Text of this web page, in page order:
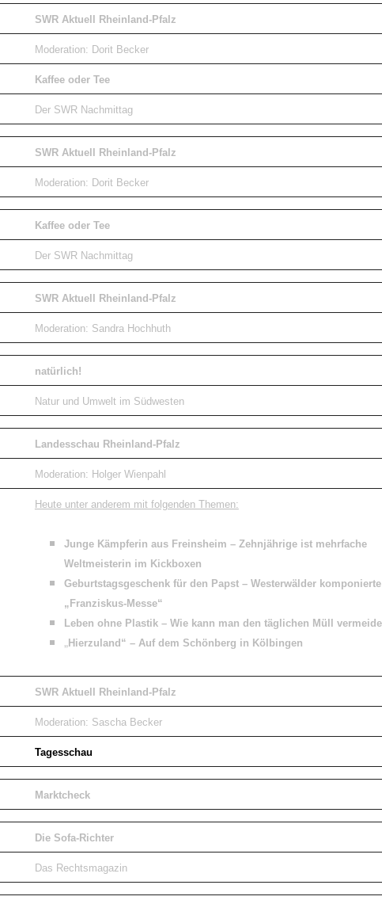
SWR Aktuell Rheinland-Pfalz
Moderation: Dorit Becker
Kaffee oder Tee
Der SWR Nachmittag
SWR Aktuell Rheinland-Pfalz
Moderation: Dorit Becker
Kaffee oder Tee
Der SWR Nachmittag
SWR Aktuell Rheinland-Pfalz
Moderation: Sandra Hochhuth
natürlich!
Natur und Umwelt im Südwesten
Landesschau Rheinland-Pfalz
Moderation: Holger Wienpahl
Heute unter anderem mit folgenden Themen:
Junge Kämpferin aus Freinsheim – Zehnjährige ist mehrfache
Weltmeisterin im Kickboxen
Geburtstagsgeschenk für den Papst – Westerwälder komponierte
„Franziskus-Messe“
Leben ohne Plastik – Wie kann man den täglichen Müll
„ Hierzuland“ – Auf dem Schönberg in Kölbingen
SWR Aktuell Rheinland-Pfalz
Moderation: Sascha Becker
Tagesschau
Marktcheck
Die Sofa-Richter
Das Rechtsmagazin